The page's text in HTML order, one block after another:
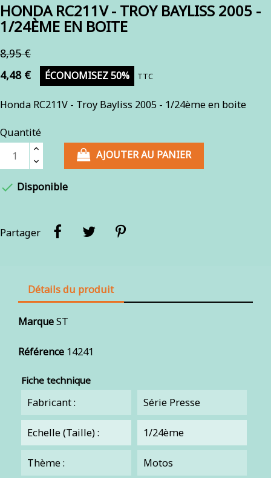
HONDA RC211V - TROY BAYLISS 2005 -
1/24ÈME EN BOITE
8,95 €
4,48 €
ÉCONOMISEZ 50% TTC
Honda RC211V - Troy Bayliss 2005 - 1/24ème en boite
Quantité
AJOUTER AU PANIER
 Disponible
Partager
Détails du produit
MarqueST
Référence 14241
Fiche technique
Fabricant : Série Presse
Echelle (Taille) : 1/24ème
Thème : Motos